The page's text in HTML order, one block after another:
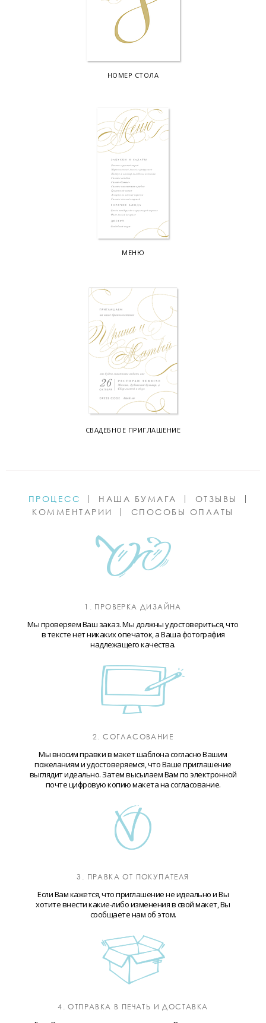
НОМЕР СТОЛА
МЕНЮ
СВАДЕБНОЕ ПРИГЛАШЕНИЕ
ПРОЦЕСС НАША БУМАГА
ОТЗЫВЫ
КОММЕНТАРИИ
СПОСОБЫ ОПЛАТЫ
1. ПРОВЕРКА ДИЗАЙНА
Мы проверяем Ваш заказ. Мы должны удостовериться, что
в тексте нет никаких опечаток, а Ваша фотография
надлежащего качества.
2. СОГЛАСОВАНИЕ
Мы вносим правки в макет шаблона согласно Вашим
пожеланиям и удостоверяемся, что Ваше приглашение
выглядит идеально. Затем высылаем Вам по электронной
почте цифровую копию макета на согласование.
3. ПРАВКА ОТ ПОКУПАТЕЛЯ
Если Вам кажется, что приглашение не идеально и Вы
хотите внести какие-либо изменения в свой макет, Вы
сообщаете нам об этом.
4. ОТПРАВКА В ПЕЧАТЬ И ДОСТАВКА